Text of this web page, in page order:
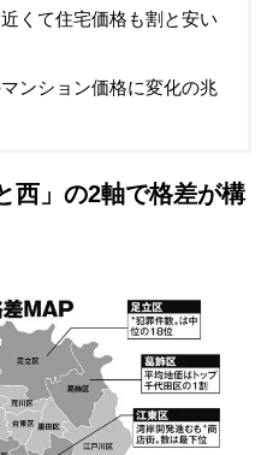
くて住宅価格も割と安い
ンション価格に変化の兆
西」の2軸で格差が構